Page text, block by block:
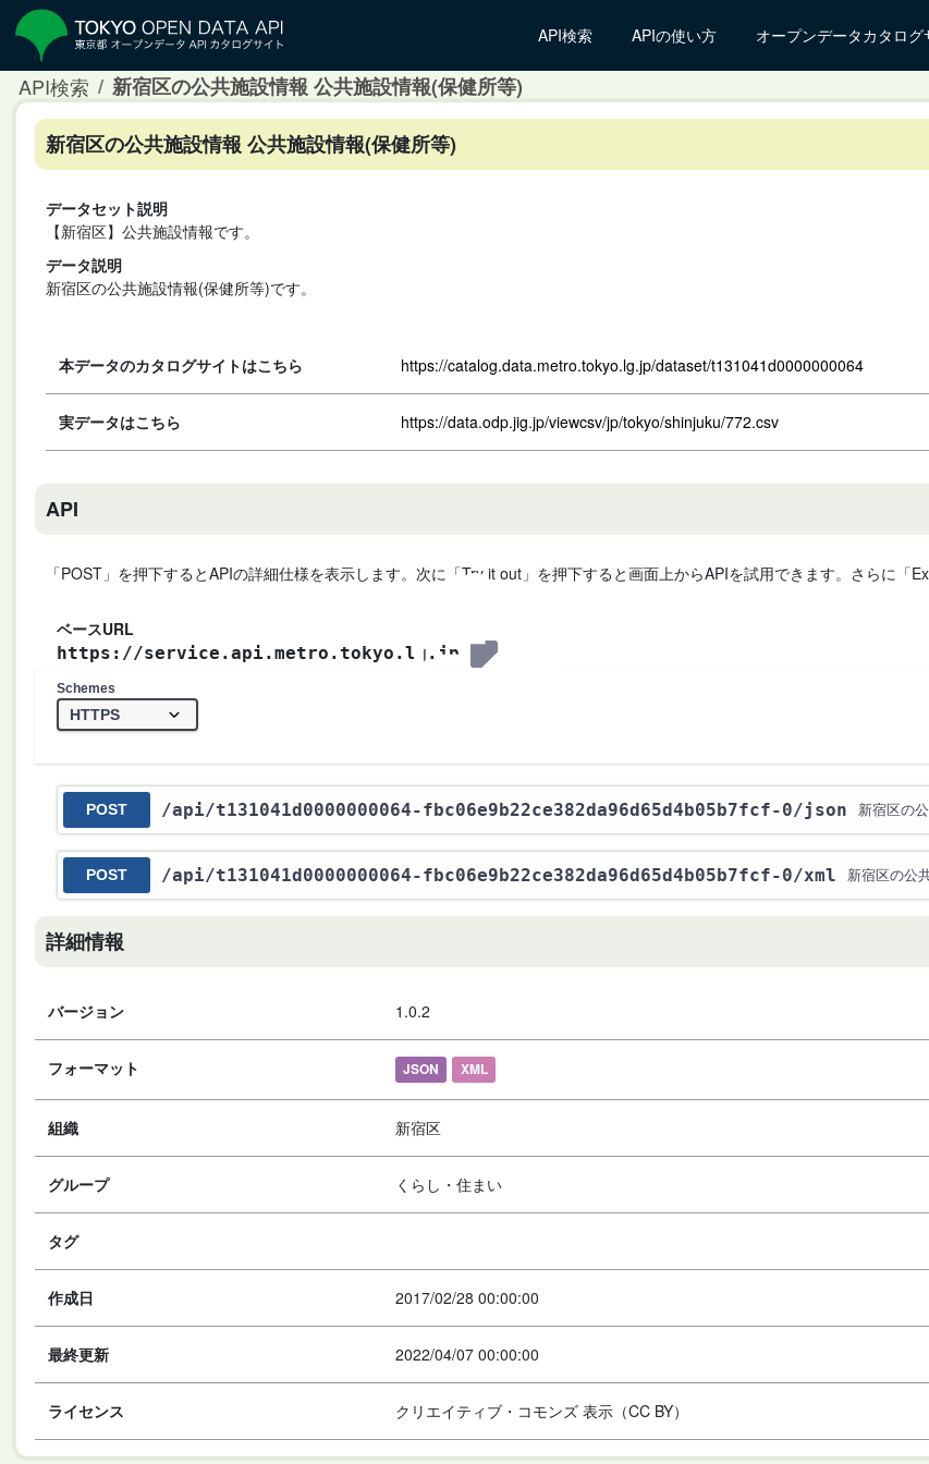
API検索 APIの使い方 オープンデータカタログ
API検索 新宿区の公共施設情報 公共施設情報(保健所等)
新宿区の公共施設情報 公共施設情報(保健所等)
データセット説明
【新宿区】公共施設情報です。
データ説明
新宿区の公共施設情報(保健所等)です。
本データのカタログサイトはこちら https://catalog.data.metro.tokyo.lg.jp/dataset/t131041d0000000064
実データはこちら https://data.odp.jig.jp/viewcsv/jp/tokyo/shinjuku/772.csv
API
「POST」を押下するとAPIの詳細仕様を表示します。次に「Try it out」を押下すると画面上からAPIを試用できます。さらに「
ベースURL
https://service.api.metro.tokyo.lg.jp
Schemes
POST /api/t131041d0000000064-fbc06e9b22ce382da96d65d4b05b7fcf-0/json 新宿区の
POST /api/t131041d0000000064-fbc06e9b22ce382da96d65d4b05b7fcf-0/xml 新宿区の公
詳細情報
バージョン 1.0.2
フォーマット JSON XML
組織 新宿区
グループ くらし・住まい
タグ
作成日 2017/02/28 00:00:00
最終更新 2022/04/07 00:00:00
ライセンス クリエイティブ・コモンズ 表示（CC BY）